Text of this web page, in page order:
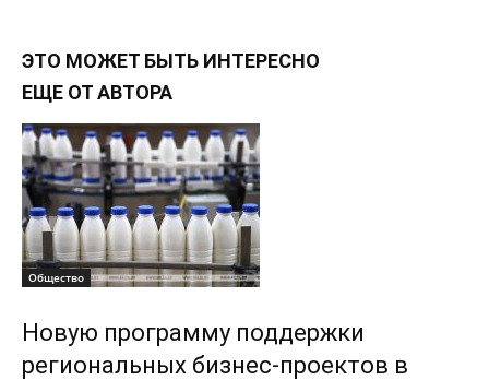
ЭТО МОЖЕТ БЫТЬ ИНТЕРЕСНО
ЕЩЕ ОТ АВТОРА
Общество
Новую программу поддержки
региональных бизнес-проектов в